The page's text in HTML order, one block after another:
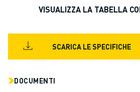
VERNICIATURA
SALDATURA A PUNTI
ISPEZIONE VISIVA
ELETTROEROSIONE A FILO
SERVIZIO CLIENTI
VISUALIZZA LA TABELLA
SCARICA LE SPECIFICHE
DOCUMENTI